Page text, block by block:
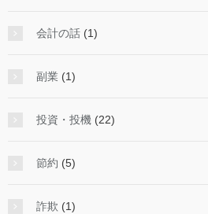
会計の話 (1)
副業 (1)
投資・投機 (22)
節約 (5)
詐欺 (1)